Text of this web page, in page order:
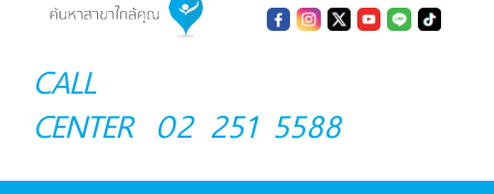
CALL
CENTER 02 251 5588